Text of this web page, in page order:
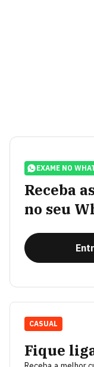
EXAME NO
Receba
no seu
Fique
CASUAL